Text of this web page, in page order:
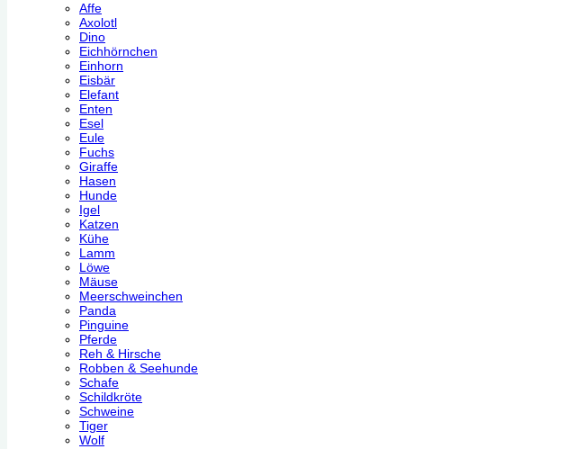
Affe
Axolotl
Dino
Eichhörnchen
Einhorn
Eisbär
Elefant
Enten
Esel
Eule
Fuchs
Giraffe
Hasen
Hunde
Igel
Katzen
Kühe
Lamm
Löwe
Mäuse
Meerschweinchen
Panda
Pinguine
Pferde
Reh & Hirsche
Robben & Seehunde
Schafe
Schildkröte
Schweine
Tiger
Wolf